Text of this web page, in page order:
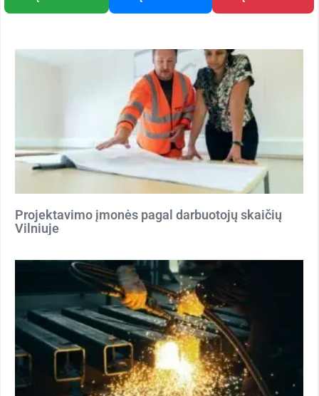
Projektavimo įmonės pagal darbuotojų skaičių
Vilniuje